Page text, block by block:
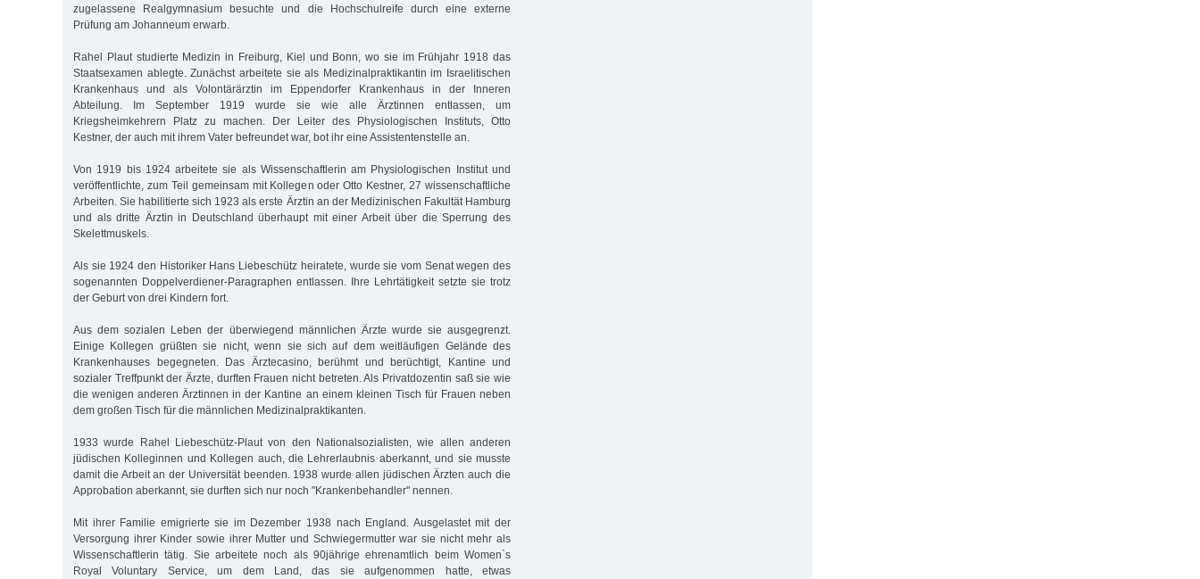
zugelassene Realgymnasium besuchte und die Hochschulreife durch eine externe
Prüfung am Johanneum erwarb.
Rahel Plaut studierte Medizin in Freiburg, Kiel und Bonn, wo sie im Frühjahr 1918 das
Staatsexamen ablegte. Zunächst arbeitete sie als Medizinalpraktikantin im Israelitischen
Krankenhaus und als Volontärärztin im Eppendorfer Krankenhaus in der Inneren
Abteilung. Im September 1919 wurde sie wie alle Ärztinnen entlassen, um
Kriegsheimkehrern Platz zu machen. Der Leiter des Physiologischen Instituts, Otto
Kestner, der auch mit ihrem Vater befreundet war, bot ihr eine Assistentenstelle an.
Von 1919 bis 1924 arbeitete sie als Wissenschaftlerin am Physiologischen Institut und
veröffentlichte, zum Teil gemeinsam mit Kollegen oder Otto Kestner, 27 wissenschaftliche
Arbeiten. Sie habilitierte sich 1923 als erste Ärztin an der Medizinischen Fakultät Hamburg
und als dritte Ärztin in Deutschland überhaupt mit einer Arbeit über die Sperrung des
Skelettmuskels.
Als sie 1924 den Historiker Hans Liebeschütz heiratete, wurde sie vom Senat wegen des
sogenannten Doppelverdiener-Paragraphen entlassen. Ihre Lehrtätigkeit setzte sie trotz
der Geburt von drei Kindern fort.
Aus dem sozialen Leben der überwiegend männlichen Ärzte wurde sie ausgegrenzt.
Einige Kollegen grüßten sie nicht, wenn sie sich auf dem weitläufigen Gelände des
Krankenhauses begegneten. Das Ärztecasino, berühmt und berüchtigt, Kantine und
sozialer Treffpunkt der Ärzte, durften Frauen nicht betreten. Als Privatdozentin saß sie wie
die wenigen anderen Ärztinnen in der Kantine an einem kleinen Tisch für Frauen neben
dem großen Tisch für die männlichen Medizinalpraktikanten.
1933 wurde Rahel Liebeschütz-Plaut von den Nationalsozialisten, wie allen anderen
jüdischen Kolleginnen und Kollegen auch, die Lehrerlaubnis aberkannt, und sie musste
damit die Arbeit an der Universität beenden. 1938 wurde allen jüdischen Ärzten auch die
Approbation aberkannt, sie durften sich nur noch "Krankenbehandler" nennen.
Mit ihrer Familie emigrierte sie im Dezember 1938 nach England. Ausgelastet mit der
Versorgung ihrer Kinder sowie ihrer Mutter und Schwiegermutter war sie nicht mehr als
Wissenschaftlerin tätig. Sie arbeitete noch als 90jährige ehrenamtlich beim Women`s
Royal Voluntary Service, um dem Land, das sie aufgenommen hatte, etwas